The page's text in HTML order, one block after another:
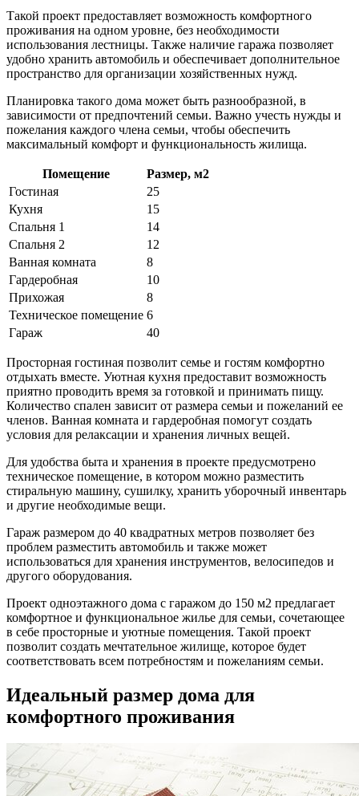
Такой проект предоставляет возможность комфортного
проживания на одном уровне, без необходимости
использования лестницы. Также наличие гаража позволяет
удобно хранить автомобиль и обеспечивает дополнительное
пространство для организации хозяйственных нужд.
Планировка такого дома может быть разнообразной, в
зависимости от предпочтений семьи. Важно учесть нужды и
пожелания каждого члена семьи, чтобы обеспечить
максимальный комфорт и функциональность жилища.
Помещение
Размер, м2
Гостиная
25
Кухня
15
Спальня 1
14
Спальня 2
12
Ванная комната
8
Гардеробная
10
Прихожая
8
Техническое помещение 6
Гараж
40
Просторная гостиная позволит семье и гостям комфортно
отдыхать вместе. Уютная кухня предоставит возможность
приятно проводить время за готовкой и принимать пищу.
Количество спален зависит от размера семьи и пожеланий ее
членов. Ванная комната и гардеробная помогут создать
условия для релаксации и хранения личных вещей.
Для удобства быта и хранения в проекте предусмотрено
техническое помещение, в котором можно разместить
стиральную машину, сушилку, хранить уборочный инвентарь
и другие необходимые вещи.
Гараж размером до 40 квадратных метров позволяет без
проблем разместить автомобиль и также может
использоваться для хранения инструментов, велосипедов и
другого оборудования.
Проект одноэтажного дома с гаражом до 150 м2 предлагает
комфортное и функциональное жилье для семьи, сочетающее
в себе просторные и уютные помещения. Такой проект
позволит создать мечтательное жилище, которое будет
соответствовать всем потребностям и пожеланиям семьи.
Идеальный размер дома для
комфортного проживания